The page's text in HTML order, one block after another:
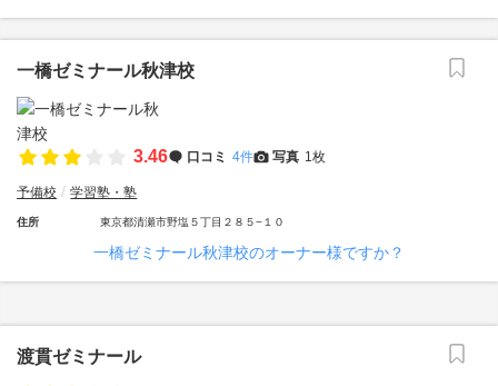
一橋ゼミナール秋津校
3.46 口コミ 4件 写真 1枚
予備校 学習塾・塾
住所 東京都清瀬市野塩５丁目２８５−１０
一橋ゼミナール秋津校のオーナー様ですか？
渡貫ゼミナール